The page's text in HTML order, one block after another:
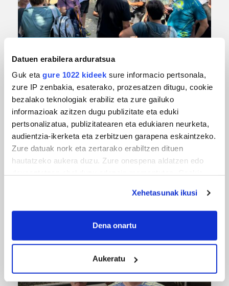
Datuen erabilera arduratsua
Guk eta gure 1022 kideek sure informacio pertsonala,
zure IP zenbakia, esaterako, prozesatzen ditugu, cookie
bezalako teknologiak erabiliz eta zure gailuko
informazioak azitzen dugu publizitate eta eduki
pertsonalizatua, publizitatearen eta edukiaren neurketa,
audientzia-ikerketa eta zerbitzuen garapena eskaintzeko.
Zure datuak nork eta zertarako erabiltzen dituen
hautatzeko aukera duzu. Zure onespena aldatzen edo
If you allow, we would also like to:
Collect information about your geographical
Identify your device by actively scanning it for
specific characteristics (fingerprinting)
Xehetasunak ikusi
Dena onartu
Aukeratu
Urbiako zelaiak erromeria leku
'Amaaaa!' abestiekin